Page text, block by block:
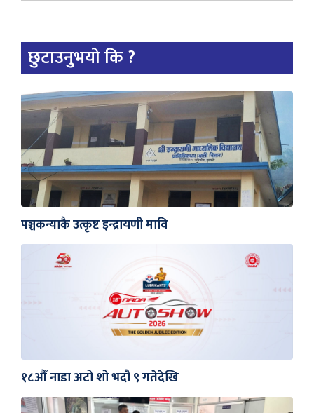
छुटाउनुभयो कि ?
पञ्चकन्याकै उत्कृष्ट इन्द्रायणी मावि
१८औँ नाडा अटो शो भदौ ९ गतेदेखि